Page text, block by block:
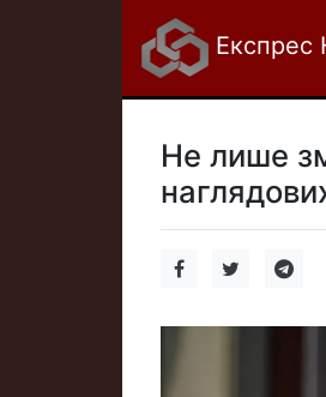
Експрес
Не лише